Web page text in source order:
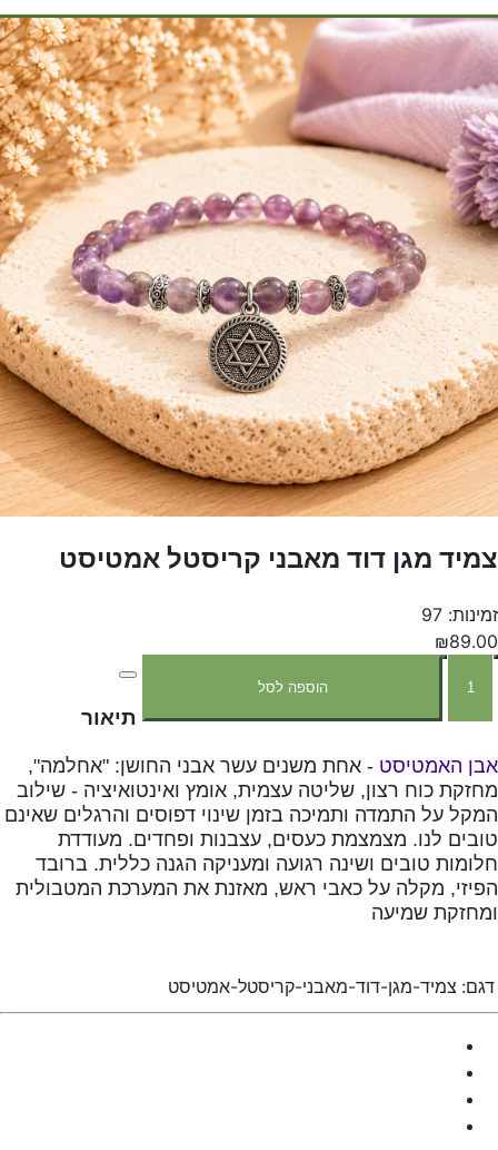
צמיד מגן דוד מאבני קריסטל אמטיסט
זמינות: 97
₪89.00
הוספה לסל
תיאור
אבן האמטיסט - אחת משנים עשר אבני החושן: "אחלמה",
מחזקת כוח רצון, שליטה עצמית, אומץ ואינטואיציה - שילוב
המקל על התמדה ותמיכה בזמן שינוי דפוסים והרגלים שאינם
טובים לנו. מצמצמת כעסים, עצבנות ופחדים. מעודדת
חלומות טובים ושינה רגועה ומעניקה הגנה כללית. ברובד
הפיזי, מקלה על כאבי ראש, מאזנת את המערכת המטבולית
ומחזקת שמיעה
דגם: צמיד-מגן-דוד-מאבני-קריסטל-אמטיסט